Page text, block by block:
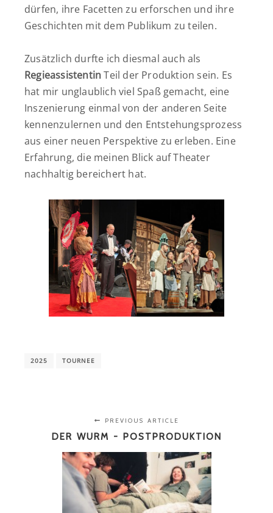
dürfen, ihre Facetten zu erforschen und ihre
Geschichten mit dem Publikum zu teilen.
Zusätzlich durfte ich diesmal auch als
RegieassistentinTeil der Produktion sein. Es
hat mir unglaublich viel Spaß gemacht, eine
Inszenierung einmal von der anderen Seite
kennenzulernen und den Entstehungsprozess
aus einer neuen Perspektive zu erleben. Eine
Erfahrung, die meinen Blick auf Theater
nachhaltig bereichert hat.
2025 TOURNEE
PREVIOUS ARTICLE
DER WURM - POSTPRODUKTION